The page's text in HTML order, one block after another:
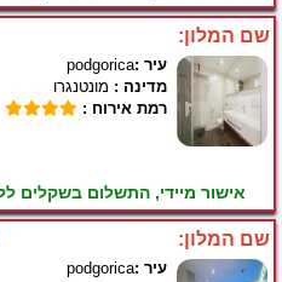
שם המלון:
עיר :podgorica
מדינה : מונטנגרו
רמת אירוח :
אישור מיידי, התשלום בשקלים
שם המלון:
עיר :podgorica